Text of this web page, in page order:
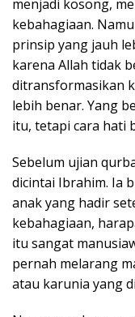
menjadi kosong,
kebahagiaan.
prinsip yang jauh
karena Allah tidak
ditransformasikan
lebih benar. Yang
itu, tetapi cara hati
Sebelum ujian
dicintai Ibrahim. Ia
anak yang hadir
kebahagiaan,
itu sangat
pernah melarang
atau karunia yang